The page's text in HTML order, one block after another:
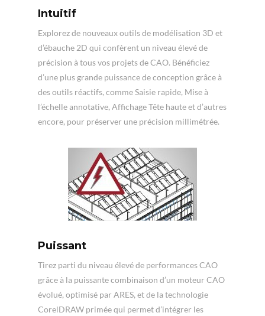
Intuitif
Explorez de nouveaux outils de modélisation 3D et
d’ébauche 2D qui confèrent un niveau élevé de
précision à tous vos projets de CAO. Bénéficiez
d’une plus grande puissance de conception grâce à
des outils réactifs, comme Saisie rapide, Mise à
l’échelle annotative, Affichage Tête haute et d’autres
encore, pour préserver une précision millimétrée.
Puissant
Tirez parti du niveau élevé de performances CAO
grâce à la puissante combinaison d’un moteur CAO
évolué, optimisé par ARES, et de la technologie
CorelDRAW primée qui permet d’intégrer les